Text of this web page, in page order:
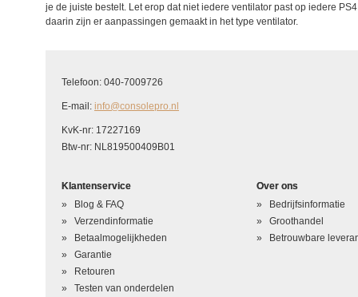
je de juiste bestelt. Let erop dat niet iedere ventilator past op iedere
daarin zijn er aanpassingen gemaakt in het type ventilator.
Telefoon: 040-7009726
E-mail: info@consolepro.nl
KvK-nr: 17227169
Btw-nr: NL819500409B01
Klantenservice
Blog & FAQ
Verzendinformatie
Betaalmogelijkheden
Garantie
Retouren
Testen van onderdelen
Over ons
Bedrijfsinformatie
Groothandel
Betrouwbare